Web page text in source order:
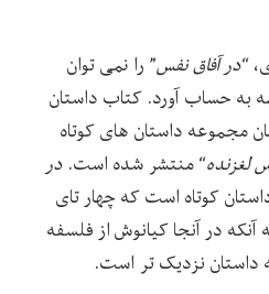
“در آفاق نفس” را نمی توان
به حساب آورد. کتاب داستان
مجموعه داستان های کوتاه
لغزنده“ منتشر شده است. در
کوتاه است که چهار تای
در آنجا کیانوش از فلسفه
داستان نزدیک تر است.